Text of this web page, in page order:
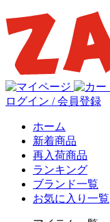
ログイン / 会員登録
ホーム
新着商品
再入荷商品
ランキング
ブランド一覧
お気に入り一覧